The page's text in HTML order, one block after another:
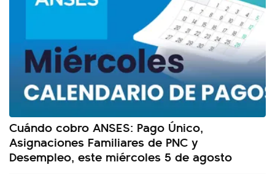
Cuándo cobro ANSES: Pago Único,
Asignaciones Familiares de PNC y
Desempleo, este miércoles 5 de agosto